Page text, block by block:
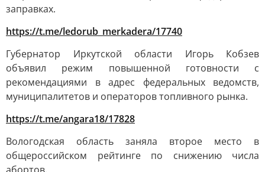
заправках.
https://t.me/ledorub_merkadera/17740
Губернатор Иркутской области Игорь Кобзев
объявил режим повышенной готовности с
рекомендациями в адрес федеральных ведомств,
муниципалитетов и операторов топливного рынка.
https://t.me/angara18/17828
Вологодская область заняла второе место в
общероссийском рейтинге по снижению числа